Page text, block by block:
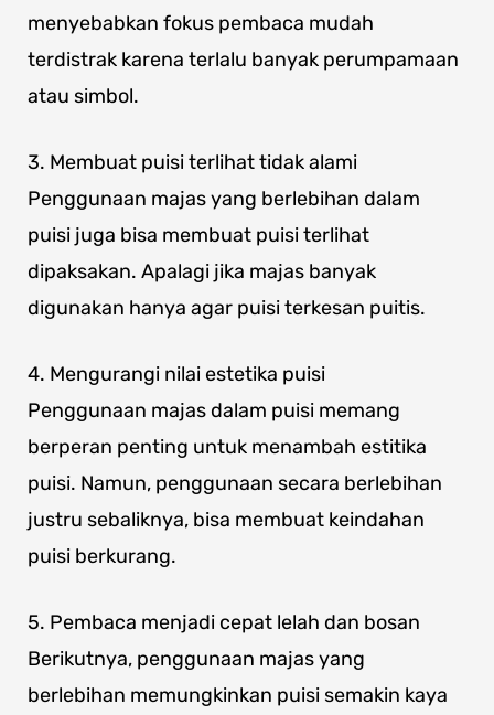
menyebabkan fokus pembaca mudah
terdistrak karena terlalu banyak perumpamaan
atau simbol.
3. Membuat puisi terlihat tidak alami
Penggunaan majas yang berlebihan dalam
puisi juga bisa membuat puisi terlihat
dipaksakan. Apalagi jika majas banyak
digunakan hanya agar puisi terkesan puitis.
4. Mengurangi nilai estetika puisi
Penggunaan majas dalam puisi memang
berperan penting untuk menambah estitika
puisi. Namun, penggunaan secara berlebihan
justru sebaliknya, bisa membuat keindahan
puisi berkurang.
5. Pembaca menjadi cepat lelah dan bosan
Berikutnya, penggunaan majas yang
berlebihan memungkinkan puisi semakin kaya